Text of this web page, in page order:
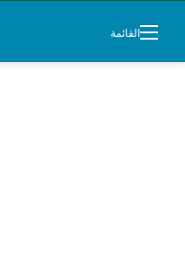
القائمة